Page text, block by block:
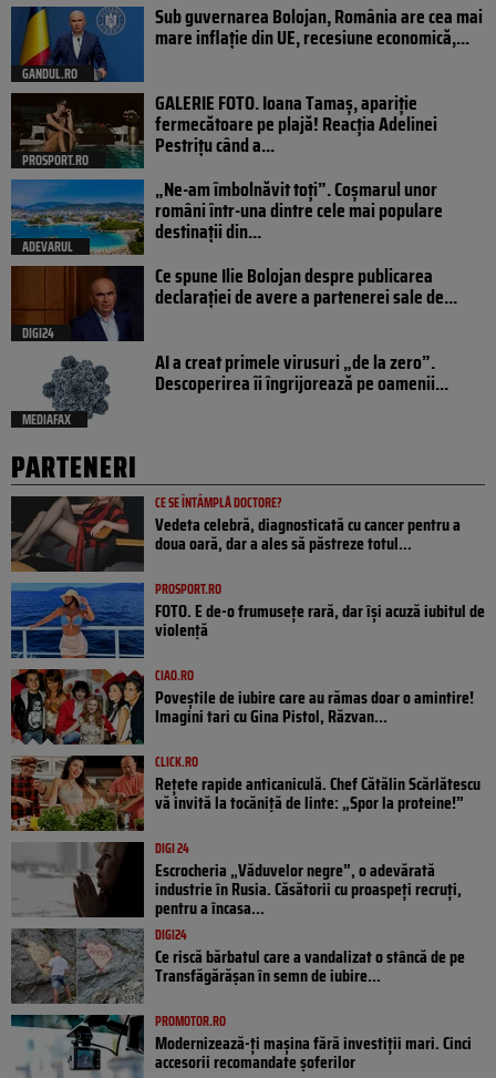
GANDUL.RO
Sub guvernarea Bolojan, România are cea mai
mare inflație din UE, recesiune economică,...
PROSPORT.RO
GALERIE FOTO. Ioana Tamaş, apariție
fermecătoare pe plajă! Reacția Adelinei
Pestrițu când a...
ADEVARUL
„Ne-am îmbolnăvit toți”. Coșmarul unor
români într-una dintre cele mai populare
destinații din...
DIGI24
Ce spune Ilie Bolojan despre publicarea
declarației de avere a partenerei sale de...
MEDIAFAX
AI a creat primele virusuri „de la zero”.
Descoperirea îi îngrijorează pe oamenii...
PARTENERI
CE SE ÎNTÂMPLĂ DOCTORE?
Vedeta celebră, diagnosticată cu cancer pentru a
doua oară, dar a ales să păstreze totul...
PROSPORT.RO
FOTO. E de-o frumusețe rară, dar își acuză iubitul de
violență
CIAO.RO
Poveştile de iubire care au rămas doar o amintire!
Imagini tari cu Gina Pistol, Răzvan...
CLICK.RO
Rețete rapide anticaniculă. Chef Cătălin Scărlătescu
vă invită la tocăniță de linte: „Spor la proteine!”
DIGI 24
Escrocheria „Văduvelor negre”, o adevărată
industrie în Rusia. Căsătorii cu proaspeți recruți,
pentru a încasa...
DIGI24
Ce riscă bărbatul care a vandalizat o stâncă de pe
Transfăgărășan în semn de iubire...
PROMOTOR.RO
Modernizează-ți mașina fără investiții mari. Cinci
accesorii recomandate șoferilor